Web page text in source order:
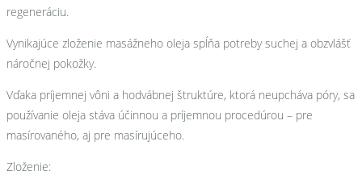
regeneráciu.
Vynikajúce zloženie masážneho oleja spĺňa potreby suchej a obzvlášť
náročnej pokožky.
Vďaka príjemnej vôni a hodvábnej štruktúre, ktorá neupcháva póry, sa
používanie oleja stáva účinnou a príjemnou procedúrou – pre
masírovaného, aj pre masírujúceho.
Zloženie: